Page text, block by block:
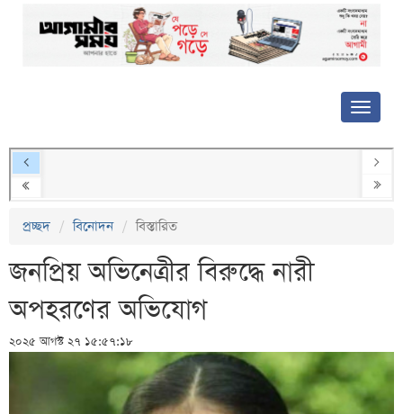
প্রচ্ছদ বিনোদন বিস্তারিত
জনপ্রিয় অভিনেত্রীর বিরুদ্ধে নারী
অপহরণের অভিযোগ
২০২৫ আগস্ট ২৭ ১৫:৫৭:১৮